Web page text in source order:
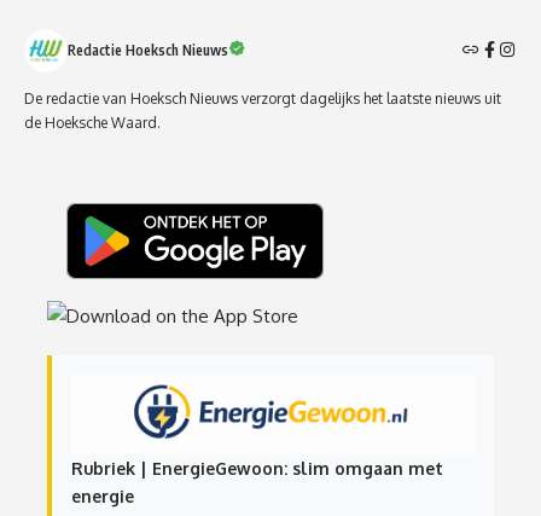
Redactie Hoeksch Nieuws
De redactie van Hoeksch Nieuws verzorgt dagelijks het laatste nieuws uit
de Hoeksche Waard.
Rubriek | EnergieGewoon: slim omgaan met
energie